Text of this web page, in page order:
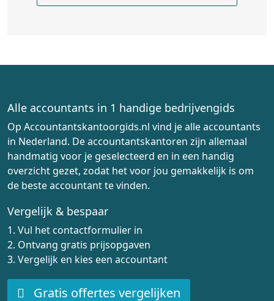
Alle accountants in 1 handige bedrijvengids
Op Accountantskantoorgids.nl vind je alle accountants
in Nederland. De accountantskantoren zijn allemaal
handmatig voor je geselecteerd en in een handig
overzicht gezet, zodat het voor jou gemakkelijk is om
de beste accountant te vinden.
Vergelijk & bespaar
1. Vul het contactformulier in
2. Ontvang gratis prijsopgaven
3. Vergelijk en kies een accountant
Gratis offertes vergelijken